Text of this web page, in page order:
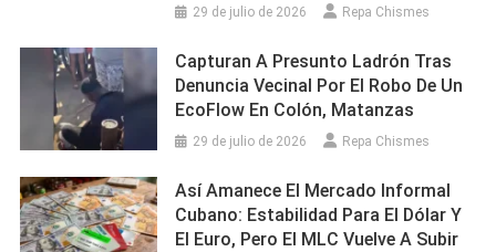
29 de julio de 2026 Repa Chismes
Capturan A Presunto Ladrón Tras
Denuncia Vecinal Por El Robo De Un
EcoFlow En Colón, Matanzas
29 de julio de 2026 Repa Chismes
Así Amanece El Mercado Informal
Cubano: Estabilidad Para El Dólar Y
El Euro, Pero El MLC Vuelve A Subir